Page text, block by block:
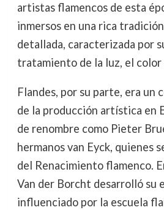
artistas flamencos de esta
inmersos en una rica
detallada, caracterizada por
tratamiento de la luz, el color
Flandes, por su parte, era un
de la producción artística en
de renombre como Pieter
hermanos van Eyck, quienes
del Renacimiento flamenco.
Van der Borcht desarrolló su
influenciado por la escuela